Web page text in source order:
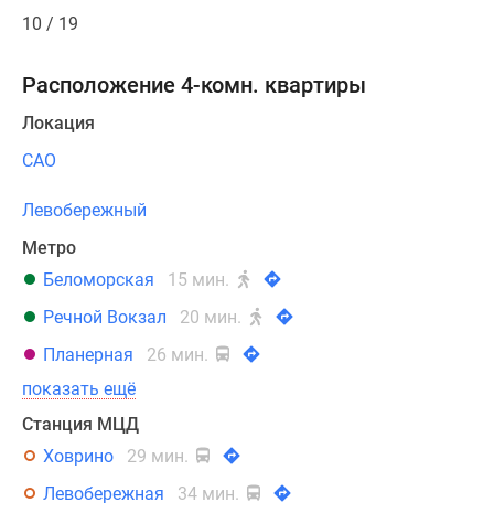
10 / 19
Расположение 4-комн. квартиры
Локация
САО
Левобережный
Метро
Беломорская
15 мин.
Речной Вокзал
20 мин.
Планерная
26 мин.
показать ещё
Станция МЦД
Ховрино
29 мин.
Левобережная
34 мин.